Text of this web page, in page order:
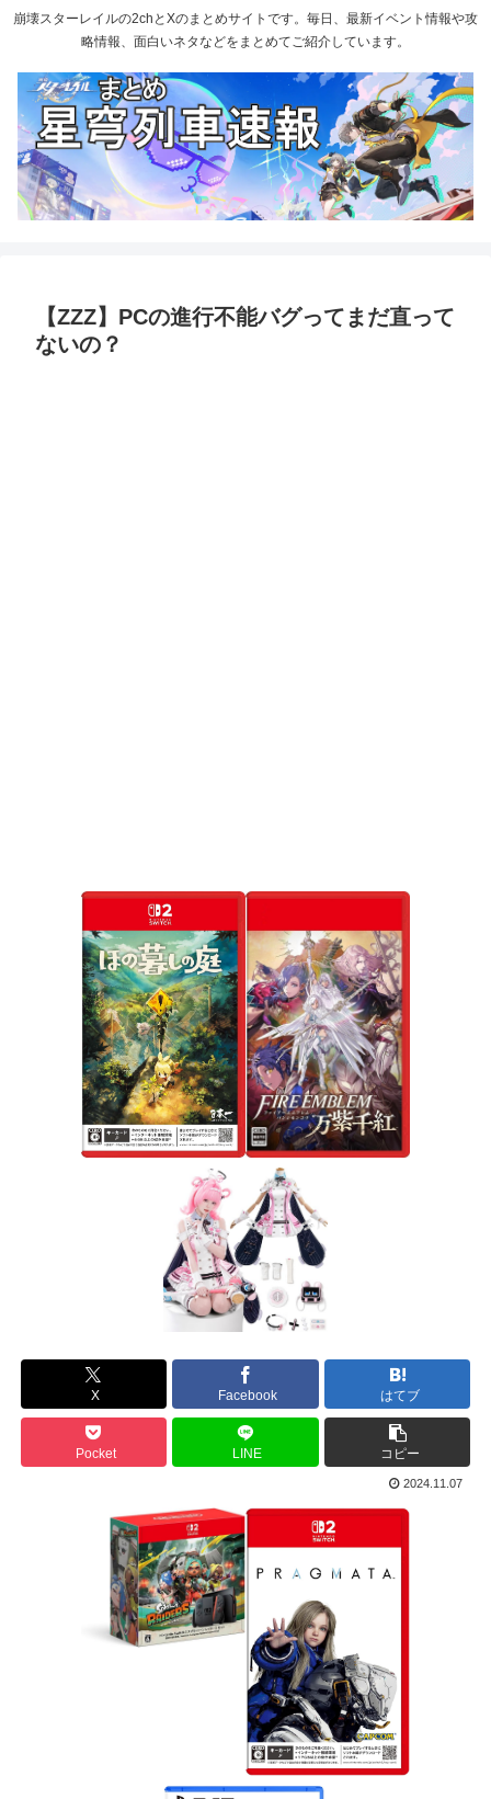
崩壊スターレイルの2chとXのまとめサイトです。毎日、最新イベント情報や攻
略情報、面白いネタなどをまとめてご紹介しています。
【ZZZ】PCの進行不能バグってまだ直って
ないの？
X Facebook はてブ
Pocket LINE コピー
2024.11.07